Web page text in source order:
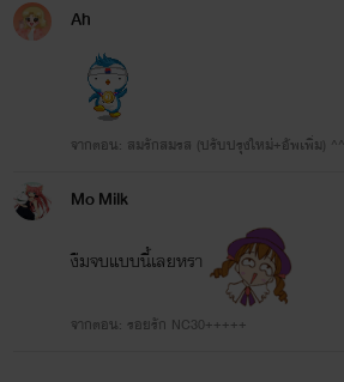
Ah
จากตอน: สมรักสมรส (ปรับปรุงใหม่+อัพเพิ่ม) ^^
Mo Milk
งืมจบแบบนี้เลยหรา
จากตอน: รอยรัก NC30+++++